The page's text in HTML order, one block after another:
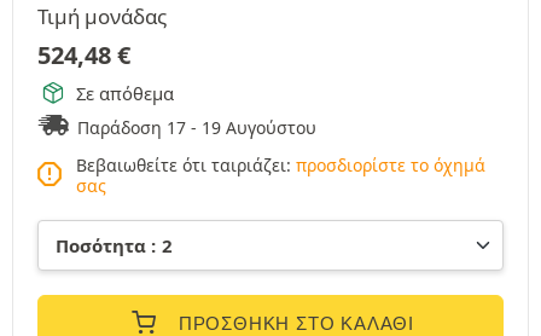
Τιμή μονάδας
524,48€
Σε απόθεμα
Παράδοση 17 - 19 Αυγούστου
Βεβαιωθείτε ότι ταιριάζει: προσδιορίστε το όχημά
σας
ΠΡΟΣΘΉΚΗ ΣΤΟ ΚΑΛΆΘΙ